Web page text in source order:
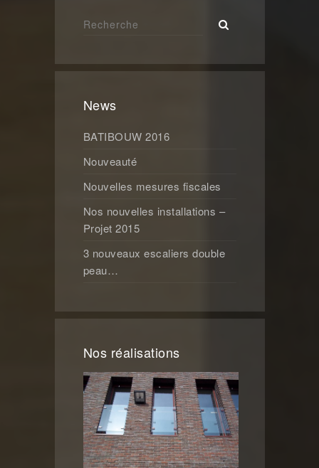
News
BATIBOUW 2016
Nouveauté
Nouvelles mesures fiscales
Nos nouvelles installations –
Projet 2015
3 nouveaux escaliers double
peau…
Nos réalisations